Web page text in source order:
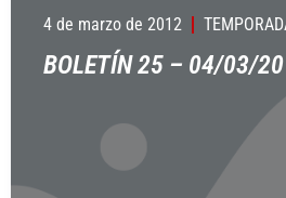
4 de marzo de 2012
BOLETÍN 25 – 04/03/